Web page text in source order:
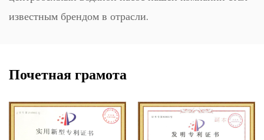
известным брендом в отрасли.
Почетная грамота